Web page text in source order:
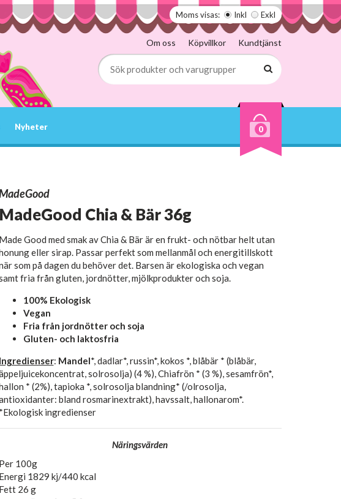
Moms visas: Inkl Exkl
Om oss Köpvillkor Kundtjänst
Nyheter 0
MadeGood Chia & Bär 36g
Made Good med smak av Chia & Bär är en frukt- och nötbar helt utan
eller sirap. Passar perfekt som mellanmål och energitillskott
som på dagen du behöver det. Barsen är ekologiska och vegan
fria från gluten, jordnötter, mjölkprodukter och soja.
100% Ekologisk
Vegan
Fria från jordnötter och soja
Gluten- och laktosfria
Ingredienser: Mandel*, dadlar*, russin*, kokos *, blåbär * (blåbär,
solrosolja) (4 %), Chiafrön * (3 %), sesamfrön*,
* (2%), tapioka *, solrosolja blandning* (/olrosolja,
bland rosmarinextrakt), havssalt, hallonarom*.
*Ekologisk ingredienser
Näringsvärden
Per 100g
Energi 1829 kj/440 kcal
Fett 26 g